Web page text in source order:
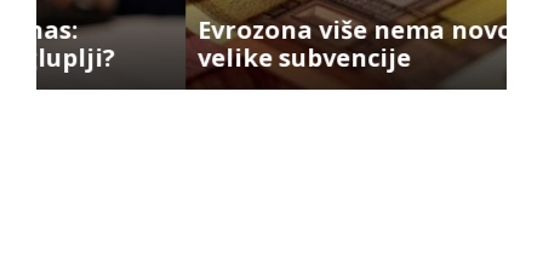
Evrozona više nema novca za
velike subvencije